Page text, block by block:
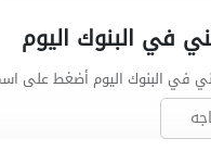
في البنوك اليوم
في البنوك اليوم أضغط على